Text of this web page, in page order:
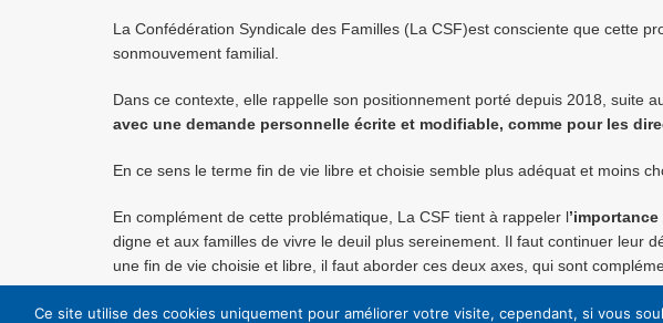
La Confédération Syndicale des Familles (La CSF)est consciente que cette
sonmouvement familial.
Dans ce contexte, elle rappelle son positionnement porté depuis 2018, suite
avec une demande personnelle écrite et modifiable, comme pour les
En ce sens le terme fin de vie libre et choisie semble plus adéquat et moins
En complément de cette problématique, La CSF tient à rappeler l
digne et aux familles de vivre le deuil plus sereinement. Il faut continuer leur
une fin de vie choisie et libre, il faut aborder ces deux axes, qui sont
La CSF soutient cette proposition de loi et restera attentive aux
Ce site utilise des cookies uniquement pour améliorer votre visite, cependant, si vous